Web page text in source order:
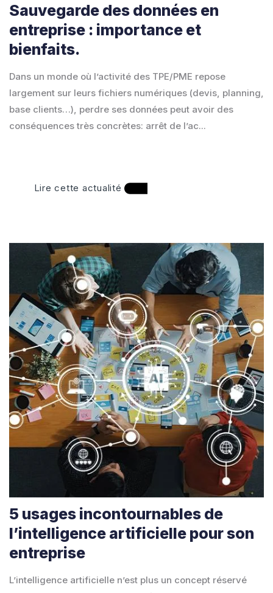
Sauvegarde des données en
entreprise : importance et
bienfaits.
Dans un monde où l’activité des TPE/PME repose
largement sur leurs fichiers numériques (devis, planning,
base clients…), perdre ses données peut avoir des
conséquences très concrètes: arrêt de l’ac...
Lire cette actualité
5 usages incontournables de
l’intelligence artificielle pour son
entreprise
L’intelligence artificielle n’est plus un concept réservé